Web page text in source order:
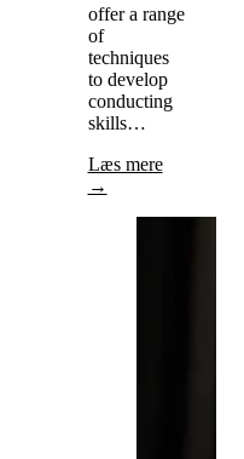
offer a range
of
techniques
to develop
conducting
skills…
Læs mere
→